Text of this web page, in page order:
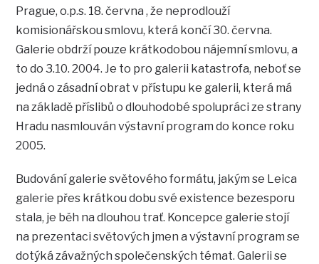
Prague, o.p.s. 18. června , že neprodlouží
komisionářskou smlovu, která končí 30. června.
Galerie obdrží pouze krátkodobou nájemní smlovu, a
to do 3.10. 2004. Je to pro galerii katastrofa, neboť se
jedná o zásadní obrat v přístupu ke galerii, která má
na základě příslibů o dlouhodobé spolupráci ze strany
Hradu nasmlouván výstavní program do konce roku
2005.
Budování galerie světového formátu, jakým se Leica
galerie přes krátkou dobu své existence bezesporu
stala, je běh na dlouhou trať. Koncepce galerie stojí
na prezentaci světových jmen a výstavní program se
dotýká závažných společenských témat. Galerii se